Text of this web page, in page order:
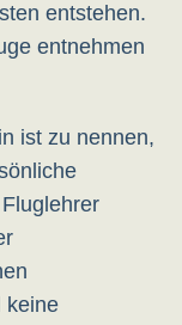
entstehen.
entnehmen
ist zu nennen,
keine